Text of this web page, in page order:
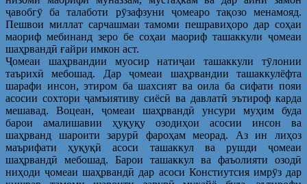
ҷавобгӯ ба талаботи рӯзафзуни ҷомеаро тақозо менамояд.
Пешвои миллат сарчашмаи тамоми пешравиҳоро дар соҳаи
маориф мебинанд зеро бе соҳаи маориф ташаккули ҷомеаи
шаҳрвандӣ ғайри имкон аст.
Ҷомеаи шаҳрвандии муосир натиҷаи ташаккули тӯлонии
таърихӣ мебошад. Дар ҷомеаи шаҳрвандии ташаккулёфта
шарафи инсон, этиром ба шахсият ва оила ба сифати пояи
асосии сохтори ҷамъиятиву сиёсӣ ва давлатӣ эътироф карда
мешавад. Воцеан, ҷомеаи шаҳрвандӣ унсури муҳим буда
барои амалишавии ҳуқуқу озодиҳои асосии инсон ва
шаҳрванд шароити зарурӣ фароҳам меорад. Аз ин лиҳоз
маърифати ҳуқуқӣ асоси ташаккул ва рушди ҷомеаи
шаҳрвандӣ мебошад. Барои ташаккул ва фаъолияти озодӣ
ниҳоди ҷомеаи шаҳрвандӣ дар асоси Констиутсия имрӯз дар